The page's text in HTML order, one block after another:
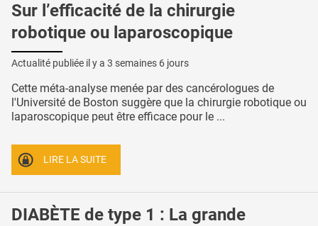
Sur l’efficacité de la chirurgie
robotique ou laparoscopique
Actualité publiée il y a 3 semaines 6 jours
Cette méta-analyse menée par des cancérologues de
l'Université de Boston suggère que la chirurgie robotique ou
laparoscopique peut être efficace pour le ...
LIRE LA SUITE
DIABÈTE de type 1 : La grande